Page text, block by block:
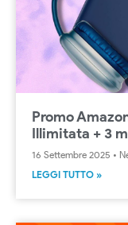
Promo
Illimitata + 3
16 Settembre 2025
LEGGI TUTTO »